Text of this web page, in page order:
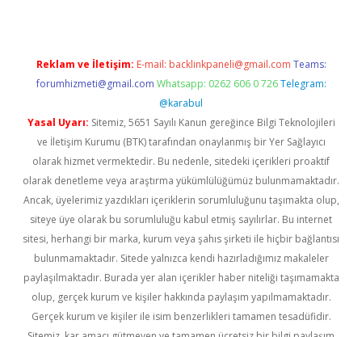
Reklam ve İletişim: E-mail: backlinkpaneli@gmail.com Teams:
forumhizmeti@gmail.com Whatsapp: 0262 606 0 726 Telegram:
@karabul
Yasal Uyarı: Sitemiz, 5651 Sayılı Kanun gereğince Bilgi Teknolojileri
ve İletişim Kurumu (BTK) tarafından onaylanmış bir Yer Sağlayıcı
olarak hizmet vermektedir. Bu nedenle, sitedeki içerikleri proaktif
olarak denetleme veya araştırma yükümlülüğümüz bulunmamaktadır.
Ancak, üyelerimiz yazdıkları içeriklerin sorumluluğunu taşımakta olup,
siteye üye olarak bu sorumluluğu kabul etmiş sayılırlar. Bu internet
sitesi, herhangi bir marka, kurum veya şahıs şirketi ile hiçbir bağlantısı
bulunmamaktadır. Sitede yalnızca kendi hazırladığımız makaleler
paylaşılmaktadır. Burada yer alan içerikler haber niteliği taşımamakta
olup, gerçek kurum ve kişiler hakkında paylaşım yapılmamaktadır.
Gerçek kurum ve kişiler ile isim benzerlikleri tamamen tesadüfidir.